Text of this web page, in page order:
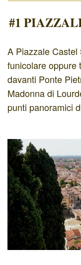
#1
A Piazzale
funicolare oppure
davanti Ponte
Madonna di
punti panoramici